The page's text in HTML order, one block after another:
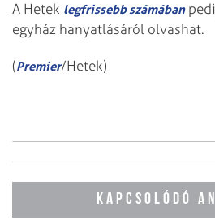
A Hetek legfrissebb számában
egyház hanyatlásáról olvashat.
(Premier/Hetek)
KAPCSOLÓDÓ